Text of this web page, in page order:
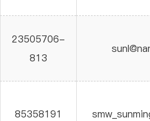
23505706-
813
85358191